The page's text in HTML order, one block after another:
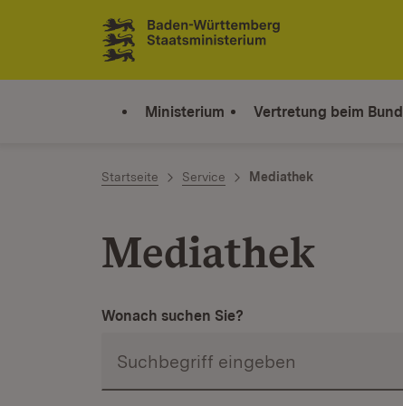
Zum Inhalt springen
Link zur Startseite
Ministerium Vertretung beim Bund
Startseite Service Mediathek
Mediathek
Wonach suchen Sie?